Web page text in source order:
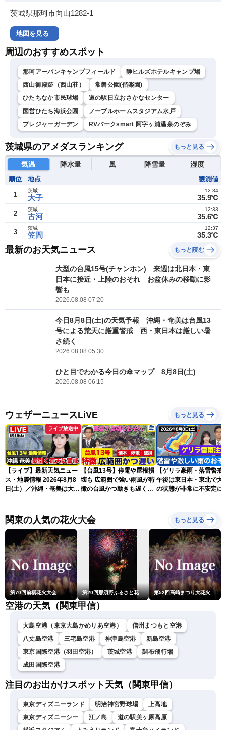
茨城県那珂市向山1282-1
地図を見る
周辺のおすすめスポット
那珂アーバンキャンプフィールド
静ヒルズホテルキャンプ場
西山御殿跡（西山荘）
常磐公園(偕楽園)
ひたちなか市民球場
道の駅日立おさかなセンター
国営ひたち海浜公園
ノーブルホームスタジアム水戸
プレジャーガーデン
RVパークsmart 阿字ヶ浦温泉のぞみ
茨城県のアメダスランキング もっと見る
気温 降水量 風 降雪量 湿度
順位 地点 観測値
1 大子
茨城
35.9℃
12:34
2 古河
茨城
35.6℃
12:33
3 笠間
茨城
35.3℃
12:37
最新のお天気ニュース もっと読む
大型の台風15号(チャンホン) 来週は北日本・東
日本に接近・上陸のおそれ お盆休みの移動に影
響も
2026.08.08 07:20
今日8月8日(土)の天気予報 沖縄・奄美は台風13
号による荒天に厳重警戒 西・東日本は厳しい暑
さ続く
2026.08.08 05:30
ひと目でわかる今日の傘マップ 8月8日(土)
2026.08.08 06:15
ウェザーニュースLiVE もっと見る
ライブ放送中
【ライブ】最新天気ニュー
ス・地震情報 2026年8月8
日(土）／沖縄・奄美は大荒
ュースLiVEコーヒータイ
ム・青原桃香／山口剛央〉
【台風13号】停電や屋根損
壊も 広範囲で強い雨風が特
徴の台風かつ動きも遅く影
【ゲリラ豪雨・落雷警戒
午後は東日本・東北で大
の状態が非常に不安定に
関東の人気の花火大会 もっと見る
第70回前橋花火大会 第20回那須野ふるさと花火大会 第52回高崎まつり大花火大会
空港の天気（関東甲信）
大島空港（東京大島かめりあ空港）
信州まつもと空港
八丈島空港
三宅島空港 神津島空港
新島空港
東京国際空港（羽田空港）
茨城空港
調布飛行場
成田国際空港
注目のお出かけスポット天気（関東甲信）
東京ディズニーランド 明治神宮野球場
上高地
東京ディズニーシー
江ノ島
道の駅美ヶ原高原